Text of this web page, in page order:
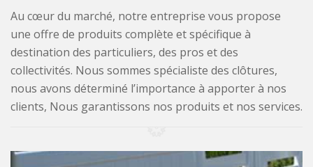
Au cœur du marché, notre entreprise vous propose
une offre de produits complète et spécifique à
destination des particuliers, des pros et des
collectivités. Nous sommes spécialiste des clôtures,
nous avons déterminé l’importance à apporter à nos
clients, Nous garantissons nos produits et nos services.